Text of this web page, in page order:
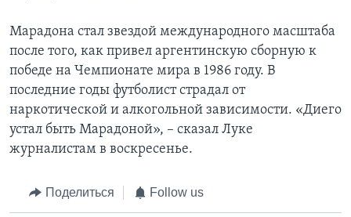
Марадона стал звездой международного масштаба
после того, как привел аргентинскую сборную к
победе на Чемпионате мира в 1986 году. В
последние годы футболист страдал от
наркотической и алкогольной зависимости. «Диего
устал быть Марадоной», – сказал Луке
журналистам в воскресенье.
Поделиться Follow us